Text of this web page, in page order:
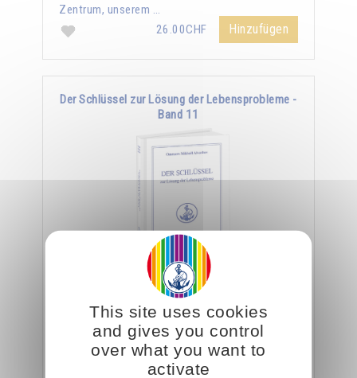
Zentrum, unserem …
26.00CHF
Hinzufügen
Der Schlüssel zur Lösung der Lebensprobleme -
Band 11
Viele Esoteriker sehen ihre Aufgabe darin, ihre
Schüler im Sinne einer rein intellektuellen
Verfeinerung religiöser und philosophischer …
26.00CHF Hinzufügen
This site uses cookies
and gives you control
over what you want to
activate